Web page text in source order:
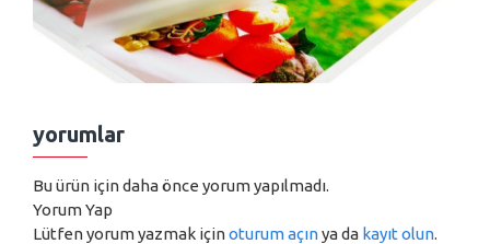
yorumlar
Bu ürün için daha önce yorum yapılmadı.
Yorum Yap
Lütfen yorum yazmak içinoturum açınya da kayıt olun.